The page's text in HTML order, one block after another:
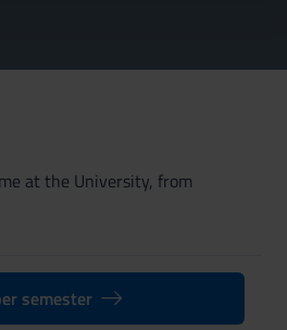
at the University, from
semester